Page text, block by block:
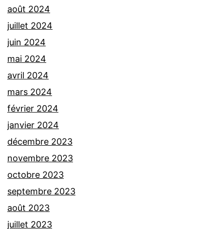
août 2024
juillet 2024
juin 2024
mai 2024
avril 2024
mars 2024
février 2024
janvier 2024
décembre 2023
novembre 2023
octobre 2023
septembre 2023
août 2023
juillet 2023